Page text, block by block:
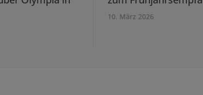
10. März 2026